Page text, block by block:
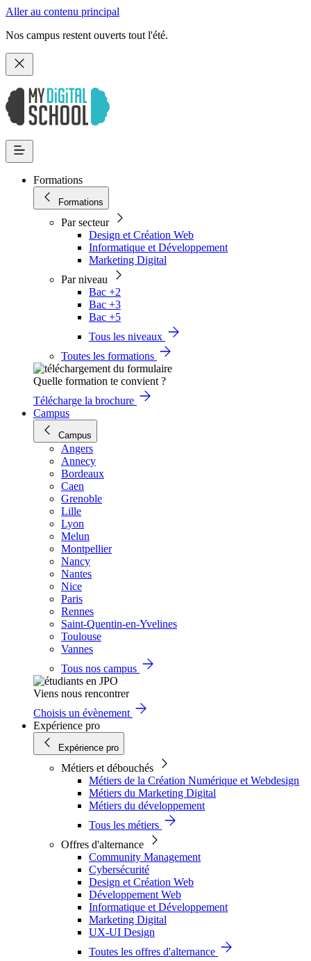
Aller au contenu principal
Nos campus restent ouverts tout l'été.
Formations
Formations
Par secteur
Design et Création Web
Informatique et Développement
Marketing Digital
Par niveau
Bac +2
Bac +3
Bac +5
Tous les niveaux
Toutes les formations
Quelle formation te convient ?
Télécharge la brochure
Campus
Campus
Angers
Annecy
Bordeaux
Caen
Grenoble
Lille
Lyon
Melun
Montpellier
Nancy
Nantes
Nice
Paris
Rennes
Saint-Quentin-en-Yvelines
Toulouse
Vannes
Tous nos campus
Viens nous rencontrer
Choisis un évènement
Expérience pro
Expérience pro
Métiers et débouchés
Métiers de la Création Numérique et Webdesign
Métiers du Marketing Digital
Métiers du développement
Tous les métiers
Offres d'alternance
Community Management
Cybersécurité
Design et Création Web
Développement Web
Informatique et Développement
Marketing Digital
UX-UI Design
Toutes les offres d'alternance